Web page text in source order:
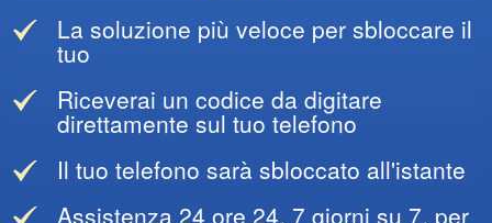
La soluzione più veloce per sbloccare il
tuo
Riceverai un codice da digitare
direttamente sul tuo telefono
Il tuo telefono sarà sbloccato all'istante
Assistenza 24 ore 24, 7 giorni su 7, per